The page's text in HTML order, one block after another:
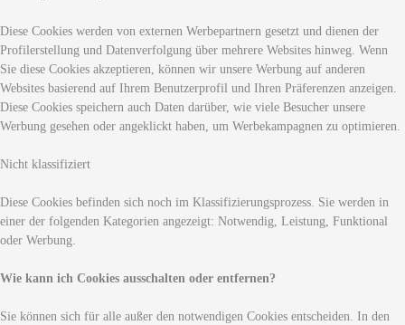
Diese Cookies werden von externen Werbepartnern gesetzt und dienen der
Profilerstellung und Datenverfolgung über mehrere Websites hinweg. Wenn
Sie diese Cookies akzeptieren, können wir unsere Werbung auf anderen
Websites basierend auf Ihrem Benutzerprofil und Ihren Präferenzen anzeigen.
Diese Cookies speichern auch Daten darüber, wie viele Besucher unsere
Werbung gesehen oder angeklickt haben, um Werbekampagnen zu optimieren.
Nicht klassifiziert
Diese Cookies befinden sich noch im Klassifizierungsprozess. Sie werden in
einer der folgenden Kategorien angezeigt: Notwendig, Leistung, Funktional
oder Werbung.
Wie kann ich Cookies ausschalten oder entfernen?
Sie können sich für alle außer den notwendigen Cookies entscheiden. In den